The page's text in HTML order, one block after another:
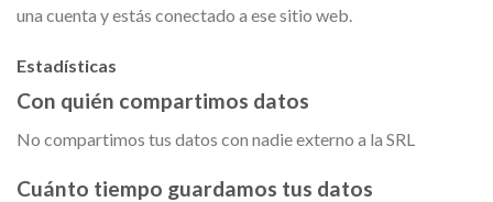
una cuenta y estás conectado a ese sitio web.
Estadísticas
Con quién compartimos datos
No compartimos tus datos con nadie externo a la SRL
Cuánto tiempo guardamos tus datos